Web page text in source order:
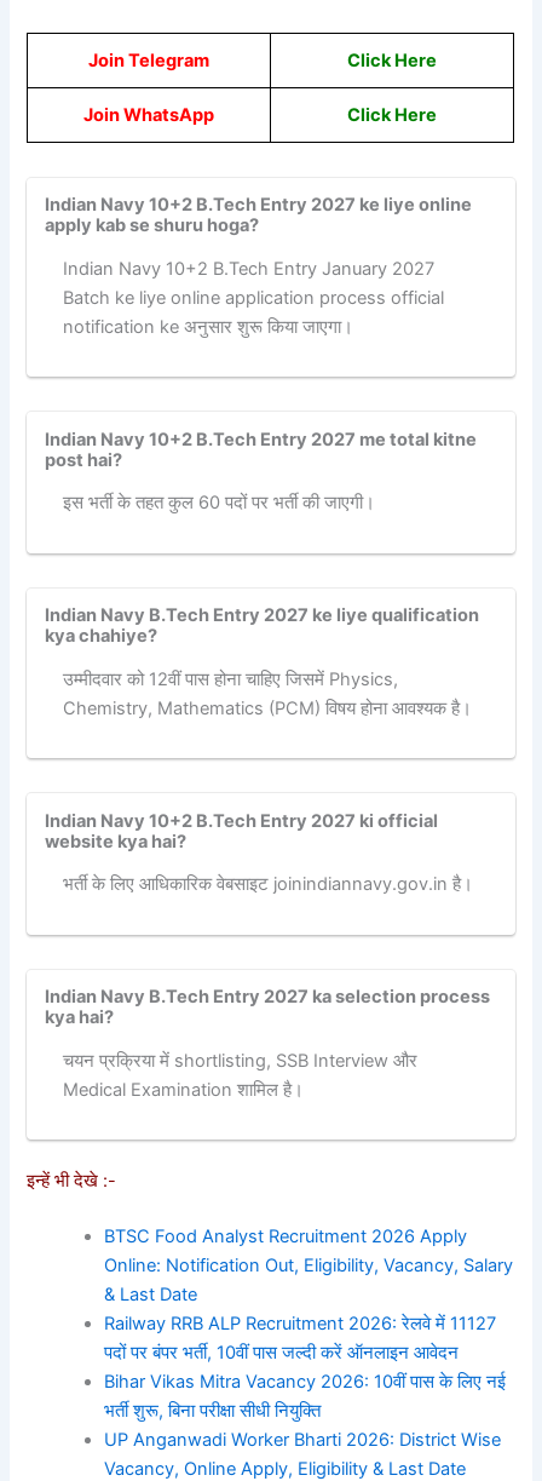
Join Telegram Click Here
Join WhatsApp ClickHere
Indian Navy 10+2 B.Tech Entry 2027 ke liye online
apply kab se shuru hoga?
Indian Navy 10+2 B.Tech Entry January 2027
Batch ke liye online application process official
notification ke अनुसार शुरू किया जाएगा।
Indian Navy 10+2 B.Tech Entry 2027 me total kitne
post hai?
इस भर्ती के तहत कुल 60 पदों पर भर्ती की जाएगी।
Indian Navy B.Tech Entry 2027 ke liye qualification
kya chahiye?
उम्मीदवार को 12वीं पास होना चाहिए जिसमें Physics,
Chemistry, Mathematics (PCM) विषय होना आवश्यक है।
Indian Navy 10+2 B.Tech Entry 2027 ki official
website kya hai?
भर्ती के लिए आधिकारिक वेबसाइट joinindiannavy.gov.in है।
Indian Navy B.Tech Entry 2027 ka selection process
kya hai?
चयन प्रक्रिया में shortlisting, SSB Interview और
Medical Examination शामिल है।
इन्हें भी देखे :-
BTSC Food Analyst Recruitment 2026 Apply
Online: Notification Out, Eligibility, Vacancy, Salary
& Last Date
Railway RRB ALP Recruitment 2026: रेलवे में 11127
पदों पर बंपर भर्ती, 10वीं पास जल्दी करें ऑनलाइन आवेदन
Bihar Vikas Mitra Vacancy 2026: 10वीं पास के लिए नई
भर्ती शुरू, बिना परीक्षा सीधी नियुक्ति
UP Anganwadi Worker Bharti 2026: District Wise
Vacancy, Online Apply, Eligibility & Last Date